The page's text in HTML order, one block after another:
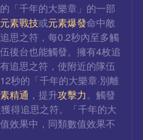
「千年的大樂章」的一部
元素戰技或元素爆發命中敵
思之符，每0.2秒內至多觸
後台也能觸發。擁有4枚追
追思之符，使附近的隊伍
秒的「千年的大樂章·別離
精通 ，提升攻擊力。觸發
得追思之符。「千年的大
效果中，同類數值效果不